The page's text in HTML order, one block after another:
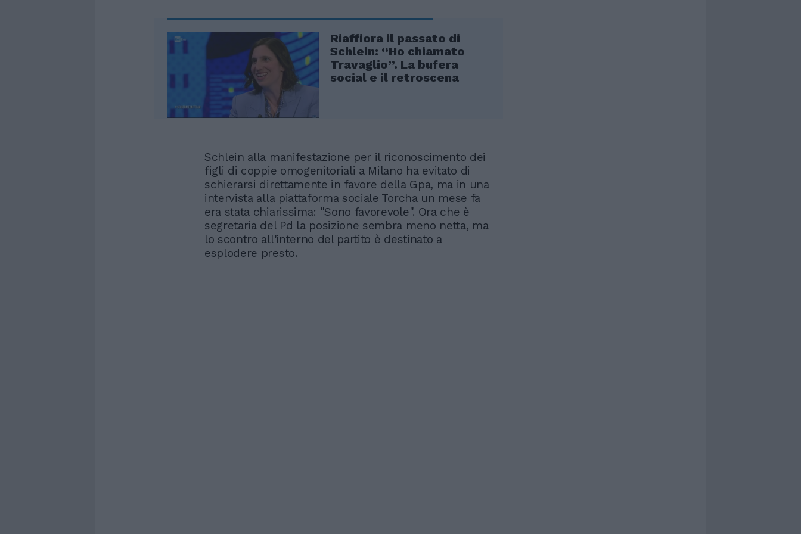
Riaffiora il passato di
Schlein: “Ho chiamato
Travaglio”. La bufera
social e il retroscena
Schlein alla manifestazione per il riconoscimento dei
figli di coppie omogenitoriali a Milano ha evitato di
schierarsi direttamente in favore della Gpa, ma in una
intervista alla piattaforma sociale Torcha un mese fa
era stata chiarissima: "Sono favorevole". Ora che è
segretaria del Pd la posizione sembra meno netta, ma
lo scontro all'interno del partito è destinato a
esplodere presto.